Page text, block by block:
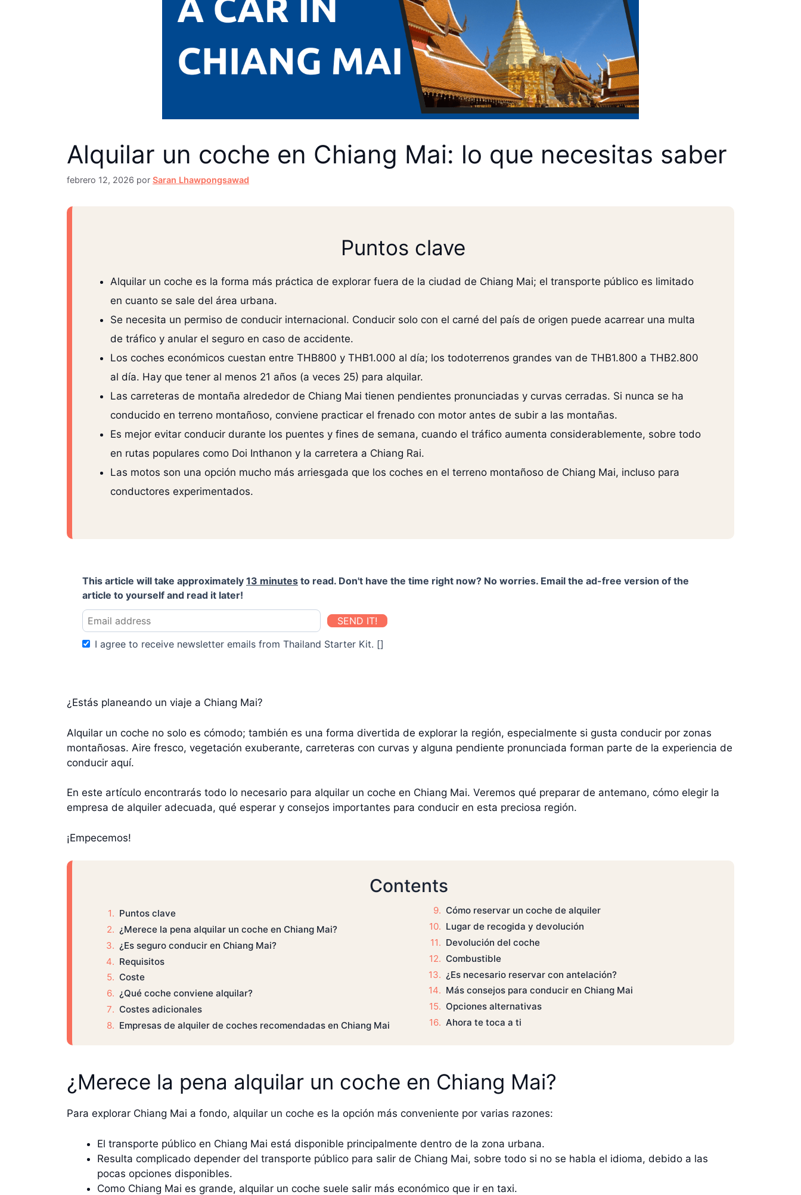
Alquilar un coche en Chiang Mai: lo que necesitas saber
febrero 12, 2026 por Saran Lhawpongsawad
Puntos clave
Alquilar un coche es la forma más práctica de explorar fuera de la ciudad de Chiang Mai; el transporte público es limitado
en cuanto se sale del área urbana.
Se necesita un permiso de conducir internacional. Conducir solo con el carné del país de origen puede acarrear una multa
de tráfico y anular el seguro en caso de accidente.
Los coches económicos cuestan entre THB800 y THB1.000 al día; los todoterrenos grandes van de THB1.800 a THB2.800
al día. Hay que tener al menos 21 años (a veces 25) para alquilar.
Las carreteras de montaña alrededor de Chiang Mai tienen pendientes pronunciadas y curvas cerradas. Si nunca se ha
conducido en terreno montañoso, conviene practicar el frenado con motor antes de subir a las montañas.
Es mejor evitar conducir durante los puentes y fines de semana, cuando el tráfico aumenta considerablemente, sobre todo
en rutas populares como Doi Inthanon y la carretera a Chiang Rai.
Las motos son una opción mucho más arriesgada que los coches en el terreno montañoso de Chiang Mai, incluso para
conductores experimentados.
This article will take approximately 13 minutes to read. Don't have the time right now? No worries. Email the ad-free version of the
article to yourself and read it later!
SEND IT!
I agree to receive newsletter emails from Thailand Starter Kit. []
¿Estás planeando un viaje a Chiang Mai?
Alquilar un coche no solo es cómodo; también es una forma divertida de explorar la región, especialmente si gusta conducir por zonas
montañosas. Aire fresco, vegetación exuberante, carreteras con curvas y alguna pendiente pronunciada forman parte de la experiencia de
conducir aquí.
En este artículo encontrarás todo lo necesario para alquilar un coche en Chiang Mai. Veremos qué preparar de antemano, cómo elegir la
empresa de alquiler adecuada, qué esperar y consejos importantes para conducir en esta preciosa región.
¡Empecemos!
Contents
Puntos clave
¿Merece la pena alquilar un coche en Chiang Mai?
¿Es seguro conducir en Chiang Mai?
Requisitos
Coste
¿Qué coche conviene alquilar?
Costes adicionales
Empresas de alquiler de coches recomendadas en Chiang Mai
Cómo reservar un coche de alquiler
Lugar de recogida y devolución
Devolución del coche
Combustible
¿Es necesario reservar con antelación?
Más consejos para conducir en Chiang Mai
Opciones alternativas
Ahora te toca a ti
¿Merece la pena alquilar un coche en Chiang Mai?
Para explorar Chiang Mai a fondo, alquilar un coche es la opción más conveniente por varias razones:
El transporte público en Chiang Mai está disponible principalmente dentro de la zona urbana.
Resulta complicado depender del transporte público para salir de Chiang Mai, sobre todo si no se habla el idioma, debido a las
pocas opciones disponibles.
Como Chiang Mai es grande, alquilar un coche suele salir más económico que ir en taxi.